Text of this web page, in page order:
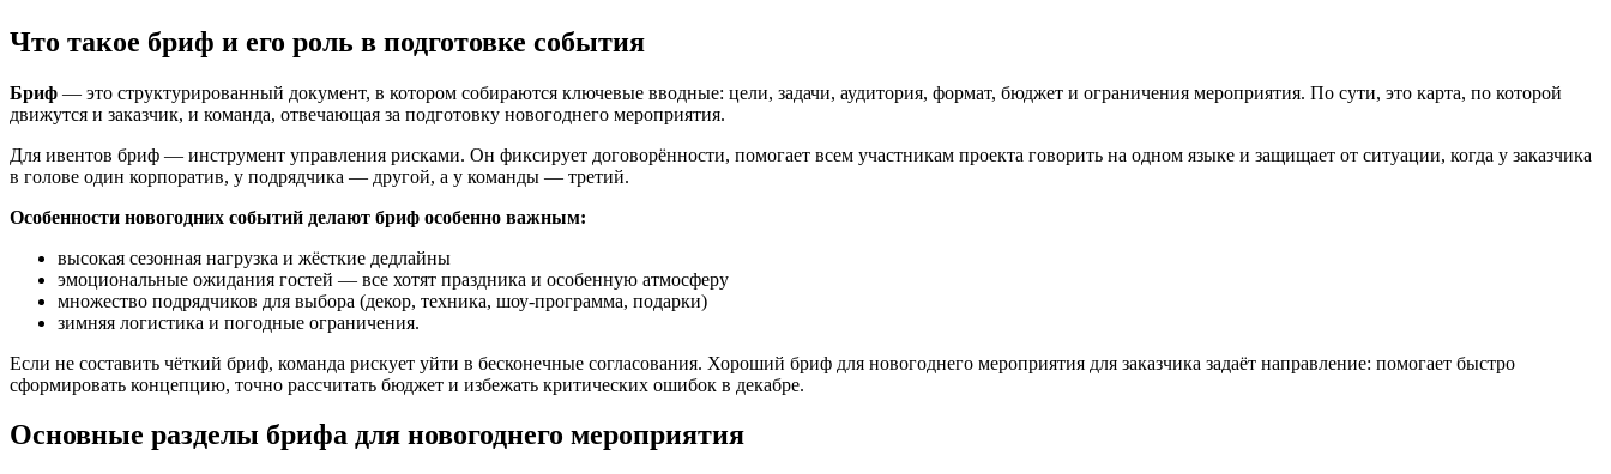
Что такое бриф и его роль в подготовке события
Бриф — это структурированный документ, в котором собираются ключевые вводные: цели, задачи, аудитория, формат, бюджет и ограничения мероприятия. По сути, это карта, по которой
движутся и заказчик, и команда, отвечающая за подготовку новогоднего мероприятия.
Для ивентов бриф — инструмент управления рисками. Он фиксирует договорённости, помогает всем участникам проекта говорить на одном языке и защищает от ситуации, когда у заказчика
в голове один корпоратив, у подрядчика — другой, а у команды — третий.
Особенности новогодних событий делают бриф особенно важным:
высокая сезонная нагрузка и жёсткие дедлайны
эмоциональные ожидания гостей — все хотят праздника и особенную атмосферу
множество подрядчиков для выбора (декор, техника, шоу-программа, подарки)
зимняя логистика и погодные ограничения.
Если не составить чёткий бриф, команда рискует уйти в бесконечные согласования. Хороший бриф для новогоднего мероприятия для заказчика задаёт направление: помогает быстро
сформировать концепцию, точно рассчитать бюджет и избежать критических ошибок в декабре.
Основные разделы брифа для новогоднего мероприятия